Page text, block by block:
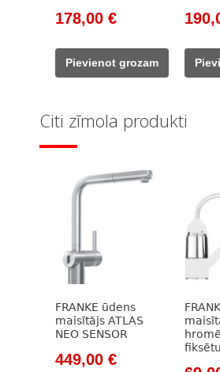
Original
was:
237,00 €.
178,00 €Current
178,00 €.
Pievienot grozam
was:
331,00
Citi zīmola produkti
FRANKE ūdens
maisītājs ATLAS
NEO SENSOR
Original
449,00 €Current